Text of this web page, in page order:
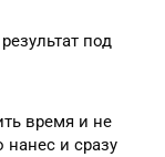
под
время и не
нанес и сразу